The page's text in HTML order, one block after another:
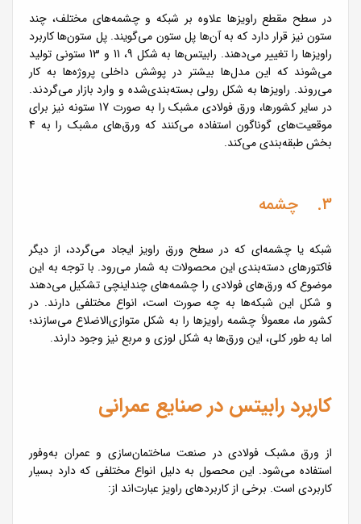
در سطح مقطع راویزها علاوه بر شبکه و چشمه‌های مختلف، چند
ستون نیز قرار دارد که به آن‌ها پل ستون می‌گویند. پل ستون‌ها کاربرد
راویزها را تغییر می‌دهند. رابیتس‌ها به شکل 9، 11 و 13 ستونی تولید
می‌شوند که این مدل‌ها بیشتر در پوشش داخلی پروژه‌ها به کار
می‌روند. راویزها به شکل رولی بسته‌بندی‌شده و وارد بازار می‌گردند.
در سایر کشورها، ورق فولادی مشبک را به صورت 17 ستونه نیز برای
موقعیت‌های گوناگون استفاده می‌کنند که ورق‌های مشبک را به 4
بخش طبقه‌بندی می‌کند.
3. چشمه
شبکه یا چشمه‌ای که در سطح ورق راویز ایجاد می‌گردد، از دیگر
فاکتورهای دسته‌بندی این محصولات به شمار می‌رود. با توجه به این
موضوع که ورق‌های فولادی را چشمه‌های چنداینچی تشکیل می‌دهند
و شکل این شبکه‌ها به چه صورت است، انواع مختلفی دارند. در
کشور ما، معمولاً چشمه راویزها را به شکل متوازی‌الاضلاع می‌سازند؛
اما به طور کلی، این ورق‌ها به شکل لوزی و مربع نیز وجود دارند.
کاربرد رابیتس در صنایع عمرانی
از ورق مشبک فولادی در صنعت ساختمان‌سازی و عمران به‌وفور
استفاده می‌شود. این محصول به دلیل انواع مختلفی که دارد بسیار
کاربردی است. برخی از کاربردهای راویز عبارت‌اند از: